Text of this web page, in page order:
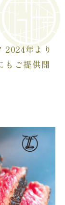
2024年より
もご提供開